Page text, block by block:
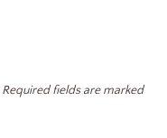
Required fields are marked